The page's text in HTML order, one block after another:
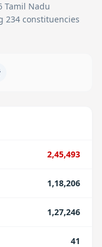
Tamil Nadu
234 constituencies
2,45,493
1,18,206
1,27,246
41